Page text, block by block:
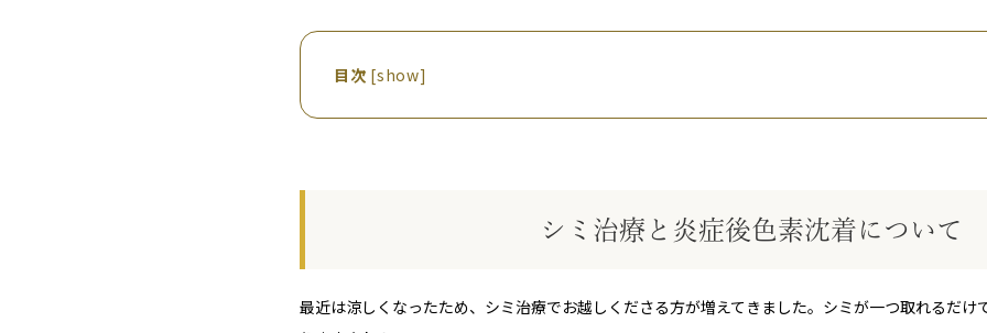
目次 [show]
シミ治療と炎症後色素沈着について
最近は涼しくなったため、シミ治療でお越しくださる方が増えてきました。シミが一つ取れるだけ